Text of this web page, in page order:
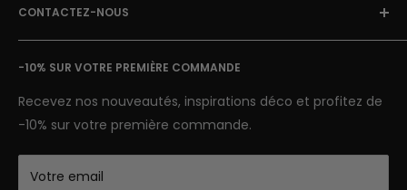
Mentions Légales & CGU
Conditions Générales de Vente
Avis clients
Suivi de colis
Nous contacter
CONTACTEZ-NOUS
E-mail: contact@street-art-galerie.com
7 jours sur 7
Semaine : 9h-18h | Week-end 9h-12h
-10% SUR VOTRE PREMIÈRE COMMANDE
Recevez nos nouveautés, inspirations déco et profitez de
-10% sur votre première commande.
Votre email